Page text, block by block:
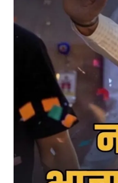
JPSC-JSSC भर्ती घोटाला: CID
150 करोड़ हवाला जांच में
जुआ खेलते पांच जुआरी पुलिस
सिमडेगा की खबर :
झारखंड विधानसभा के